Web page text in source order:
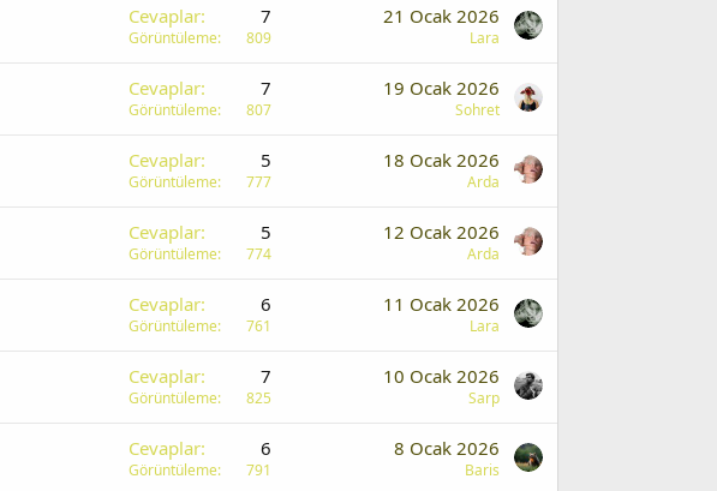
Cevaplar 7
Görüntüleme 809
21 Ocak 2026
Lara
Cevaplar 7
Görüntüleme 807
19 Ocak 2026
Sohret
Cevaplar 5
Görüntüleme 777
18 Ocak 2026
Arda
Cevaplar 5
Görüntüleme 774
12 Ocak 2026
Arda
Cevaplar 6
Görüntüleme 761
11 Ocak 2026
Lara
Cevaplar 7
Görüntüleme 825
10 Ocak 2026
Sarp
Cevaplar 6
Görüntüleme 791
8 Ocak 2026
Baris